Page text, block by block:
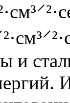
и